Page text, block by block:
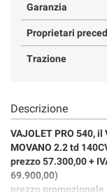
Garanzia
Proprietari
Trazione
Descrizione
VAJOLET PRO 540,
MOVANO 2.2 td
prezzo 57.300,00 +
69.900,00 )
prezzo